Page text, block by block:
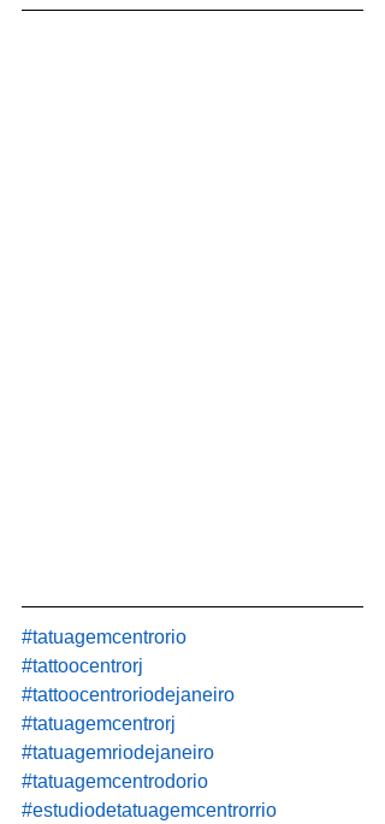
#tatuagemcentrorio
#tattoocentrorj
#tattoocentroriodejaneiro
#tatuagemcentrorj
#tatuagemriodejaneiro
#tatuagemcentrodorio
#estudiodetatuagemcentrorrio